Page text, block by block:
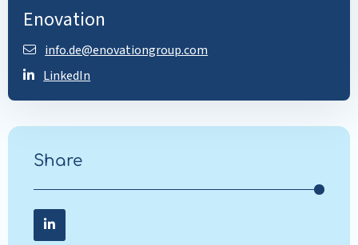
Enovation
info.de@enovationgroup.com
LinkedIn
Share
Share on LinkedIn
Share